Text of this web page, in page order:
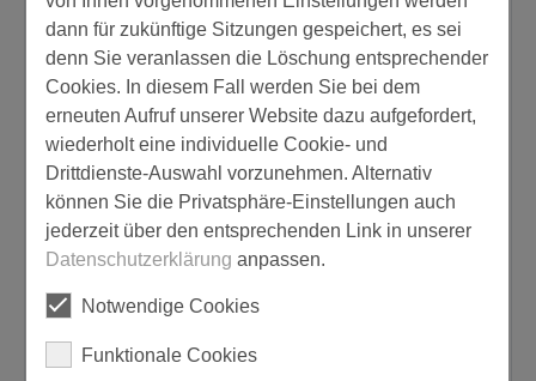
Lösemittelhaltig:
nein
Wasserverdünnbar:
nein
ja
dann für zukünftige Sitzungen gespeichert, es sei
denn Sie veranlassen die Löschung entsprechender
Cookies. In diesem Fall werden Sie bei dem
erneuten Aufruf unserer Website dazu aufgefordert,
wiederholt eine individuelle Cookie- und
Drittdienste-Auswahl vorzunehmen. Alternativ
können Sie die Privatsphäre-Einstellungen auch
jederzeit über den entsprechenden Link in unserer
Datenschutzerklärung anpassen.
Notwendige Cookies
Funktionale Cookies